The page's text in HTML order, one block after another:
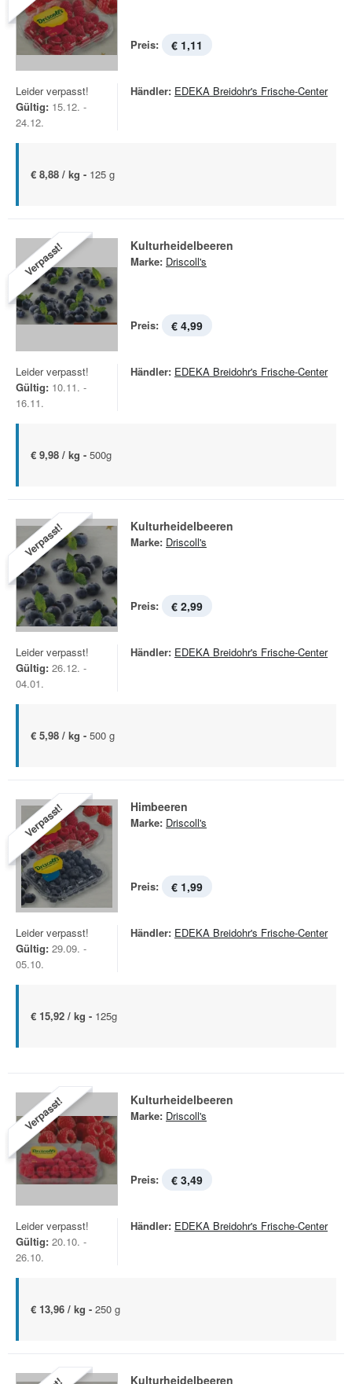
Preis: € 1,11
Leider verpasst!
Gültig: 15.12. -
24.12.
Händler: EDEKA Breidohr's Frische-Center
€ 8,88 / kg - 125 g
Verpasst! Kulturheidelbeeren
Marke: Driscoll's
Preis: € 4,99
Leider verpasst!
Gültig: 10.11. -
16.11.
Händler: EDEKA Breidohr's Frische-Center
€ 9,98 / kg - 500g
Verpasst! Kulturheidelbeeren
Marke: Driscoll's
Preis: € 2,99
Leider verpasst!
Gültig: 26.12. -
04.01.
Händler: EDEKA Breidohr's Frische-Center
€ 5,98 / kg - 500 g
Verpasst! Himbeeren
Marke: Driscoll's
Preis: € 1,99
Leider verpasst!
Gültig: 29.09. -
05.10.
Händler: EDEKA Breidohr's Frische-Center
€ 15,92 / kg - 125g
Verpasst! Kulturheidelbeeren
Marke: Driscoll's
Preis: € 3,49
Leider verpasst!
Gültig: 20.10. -
26.10.
Händler: EDEKA Breidohr's Frische-Center
€ 13,96 / kg - 250 g
Kulturheidelbeeren